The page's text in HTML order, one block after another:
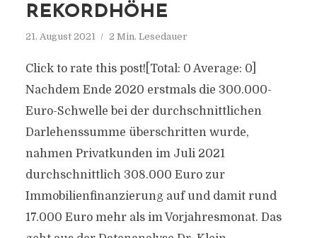
REKORDHÖHE
21. August 2021 2 Min. Lesedauer
Click to rate this post![Total: 0 Average: 0]
Nachdem Ende 2020 erstmals die 300.000-
Euro-Schwelle bei der durchschnittlichen
Darlehenssumme überschritten wurde,
nahmen Privatkunden im Juli 2021
durchschnittlich 308.000 Euro zur
Immobilienfinanzierung auf und damit rund
17.000 Euro mehr als im Vorjahresmonat. Das